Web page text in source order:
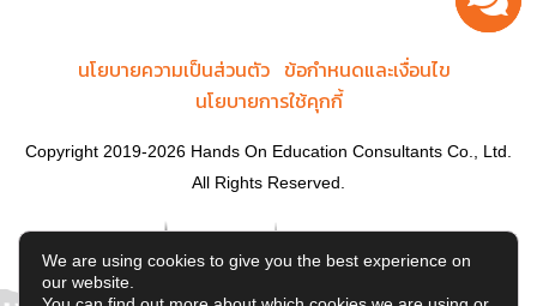
นโยบายความเป็นส่วนตัว ข้อกำหนดและเงื่อนไข
นโยบายการใช้คุกกี้
Copyright 2019-2026 Hands On Education Consultants Co., Ltd.
All Rights Reserved.
We are using cookies to give you the best experience on
our website.